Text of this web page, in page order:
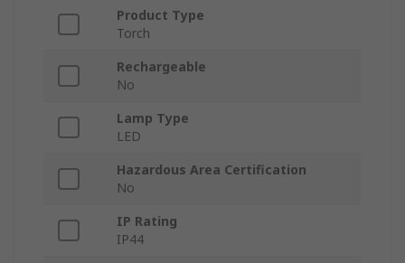
Product Type
Torch
Rechargeable
No
Lamp Type
LED
Hazardous Area Certification
No
IP Rating
IP44